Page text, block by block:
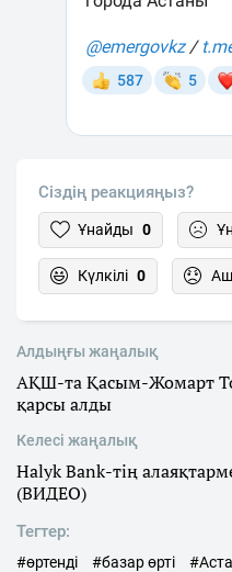
Сіздің реакцияңыз?
Ұнайды 0
Күлкілі 0
Алдыңғы жаңалық
АҚШ-та Қасым-Жомарт
қарсы алды
Келесі жаңалық
Halyk Bank-тің
(ВИДЕО)
Тегтер:
#өртенді #базар өрті